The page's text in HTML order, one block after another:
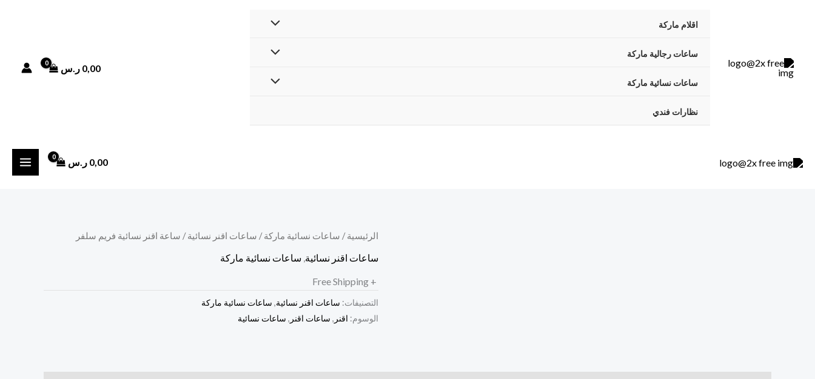
اقلام ماركة
ساعات رجالية ماركة
ساعات نسائية ماركة
نظارات فندي
0,00 ر.س
0,00 ر.س
الرئيسية/ ساعات نسائية ماركة/ ساعات اقنر نسائية/ ساعة اقنر نسائية فريم سلفر
ساعات اقنر نسائية ساعات نسائية ماركة
+ Free Shipping
التصنيفات: ساعات اقنر نسائية, ساعات نسائية ماركة
الوسوم: اقنر , ساعات اقنر , ساعات نسائية